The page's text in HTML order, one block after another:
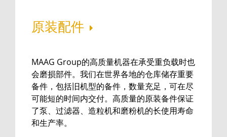
原装配件
MAAG Group的高质量机器在承受重负载时也
会磨损部件。我们在世界各地的仓库储存重要
备件，包括旧机型的备件，数量充足，可在尽
可能短的时间内交付。高质量的原装备件保证
了泵、过滤器、造粒机和磨粉机的长使用寿命
和生产率。